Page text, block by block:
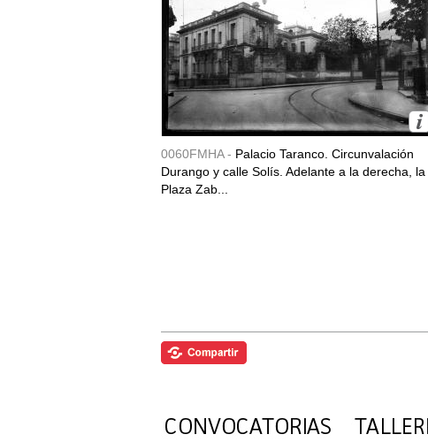
0060FMHA - Palacio Taranco. Circunvalación
Durango y calle Solís. Adelante a la derecha, la
Plaza Zab...